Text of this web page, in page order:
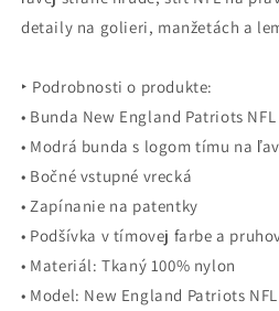
detaily na golieri, manžetách a
‣ Podrobnosti o produkte:
• Bunda New England Patriots
• Modrá bunda s logom tímu na
• Bočné vstupné vrecká
• Zapínanie na patentky
• Podšívka v tímovej farbe a
• Materiál: Tkaný 100% nylon
• Model: New England Patriots